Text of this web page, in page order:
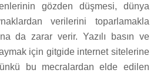
gözden düşmesi, dünya
verilerini toparlamakla
da zarar verir. Yazılı basın ve
için gitgide internet sitelerine
bu mecralardan elde edilen